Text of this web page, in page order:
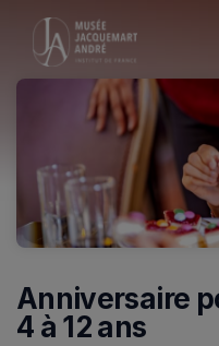
Skip header
Anniversaire
4 à 12 ans